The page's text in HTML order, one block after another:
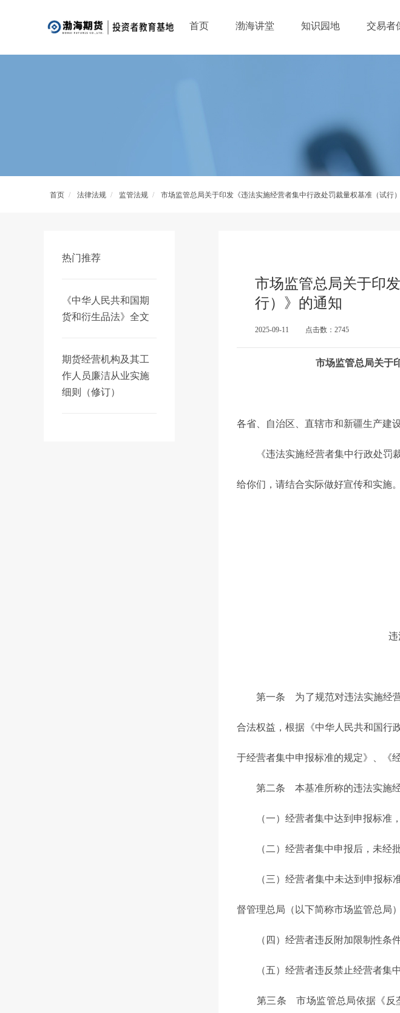
首页 渤海讲堂 知识园地 交易者
首页 / 法律法规 / 监管法规 / 市场监管总局关于印发《违法实施经营者集中行政处罚裁量权基准（试行
市场监管总局关于印
行）》的通知
2025-09-11 点击数：2745
市场监管总局关于
各省、自治区、直辖市和新疆生产建
《违法实施经营者集中行政处罚裁
给你们，请结合实际做好宣传和实施。
违
第一条 为了规范对违法实施经营
合法权益，根据《中华人民共和国行
于经营者集中申报标准的规定》、《
第二条 本基准所称的违法实施经
（一）经营者集中达到申报标准，
（二）经营者集中申报后，未经批
（三）经营者集中未达到申报标准
督管理总局（以下简称市场监管总局
（四）经营者违反附加限制性条件
（五）经营者违反禁止经营者集中
第三条 市场监管总局依据《反垄
热门推荐
《中华人民共和国期
货和衍生品法》全文
期货经营机构及其工
作人员廉洁从业实施
细则（修订）